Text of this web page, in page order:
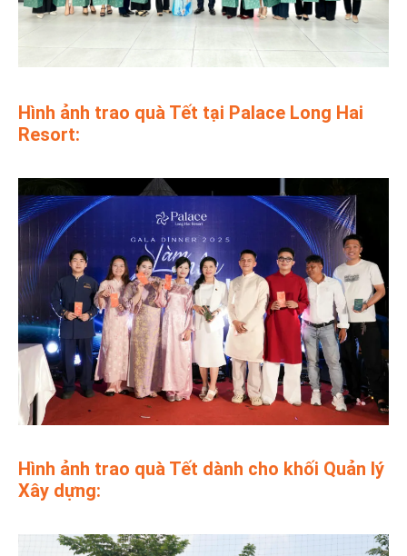
Hình ảnh trao quà Tết tại Palace Long Hai
Resort:
Hình ảnh trao quà Tết dành cho khối Quản lý
Xây dựng: